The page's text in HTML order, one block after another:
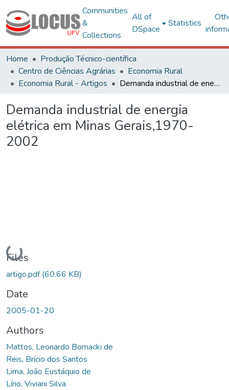
Communities
&
Collections
All of
DSpace
Statistics
Home
Produção Técnico-científica
Centro de Ciências Agrárias
Economia Rural
Economia Rural - Artigos
Demanda industrial de energia elétrica em Minas Gerais,1970-2002
Demanda industrial de energia
elétrica em Minas Gerais,1970-
2002
Loading...
Files
artigo.pdf(60.66 KB)
Date
2005-01-20
Authors
Mattos, Leonardo Bornacki de
Reis, Brício dos Santos
Lima, João Eustáquio de
Lírio, Viviani Silva